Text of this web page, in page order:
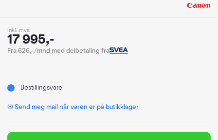
inkl. mva
17 995,-
Fra 626,-/mnd med delbetaling fra
Bestillingsvare
✉ Send meg mail når varen er på butikklager